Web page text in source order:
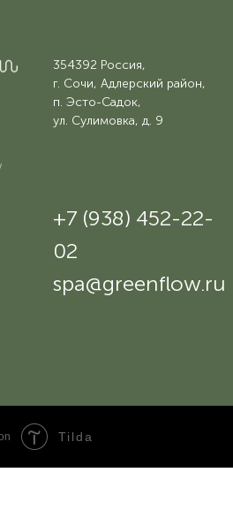
354392 Россия,
г. Сочи, Адлерский район,
п. Эсто-Садок,
ул. Сулимовка, д. 9
+7 (938) 452-22-
02
spa@greenflow.ru
Tilda